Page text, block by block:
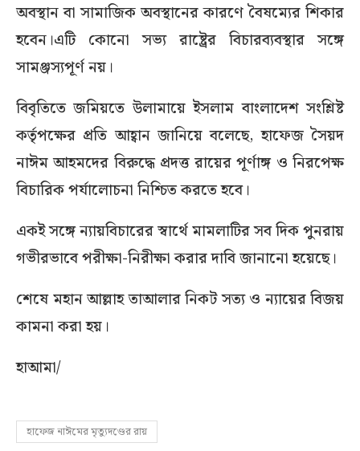
অবস্থান বা সামাজিক অবস্থানের কারণে বৈষম্যের শিকার
হবেন।এটি কোনো সভ্য রাষ্ট্রের বিচারব্যবস্থার সঙ্গে
সামঞ্জস্যপূর্ণ নয়।
বিবৃতিতে জমিয়তে উলামায়ে ইসলাম বাংলাদেশ সংশ্লিষ্ট
কর্তৃপক্ষের প্রতি আহ্বান জানিয়ে বলেছে, হাফেজ সৈয়দ
নাঈম আহমদের বিরুদ্ধে প্রদত্ত রায়ের পূর্ণাঙ্গ ও নিরপেক্ষ
বিচারিক পর্যালোচনা নিশ্চিত করতে হবে।
একই সঙ্গে ন্যায়বিচারের স্বার্থে মামলাটির সব দিক পুনরায়
গভীরভাবে পরীক্ষা-নিরীক্ষা করার দাবি জানানো হয়েছে।
শেষে মহান আল্লাহ তাআলার নিকট সত্য ও ন্যায়ের বিজয়
কামনা করা হয়।
হাআমা/
হাফেজ নাঈমের মৃত্যুদণ্ডের রায়